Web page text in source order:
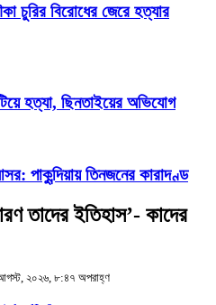
চুরির বিরোধের জেরে হত্যার
হত্যা, ছিনতাইয়ের অভিযোগ
পাকুন্দিয়ায় তিনজনের কারাদণ্ড
তাদের ইতিহাস’- কাদের
আগস্ট, ২০২৬, ৮:৪৭ অপরাহ্ণ